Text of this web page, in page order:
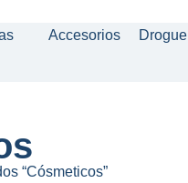
Accesorios
“Cósmeticos”